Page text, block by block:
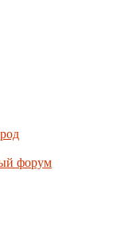
форум